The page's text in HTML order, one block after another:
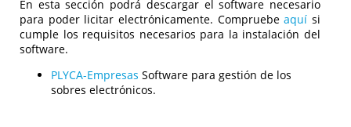
En esta sección podrá descargar el software necesario
para poder licitar electrónicamente. Compruebeaquí si
cumple los requisitos necesarios para la instalación del
software.
PLYCA-Empresas Software para gestión de los
sobres electrónicos.